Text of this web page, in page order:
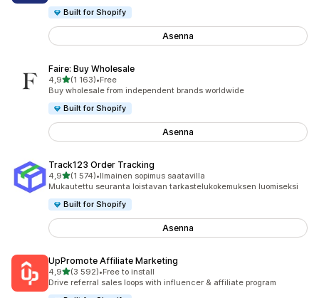
Built for Shopify
Asenna
Faire: Buy Wholesale
4,9/ 5 tähteä
(1 163)
1163 arvostelua yhteensä
•Free
Buy wholesale from independent brands worldwide
Built for Shopify
Asenna
Track123 Order Tracking
4,9/ 5 tähteä
(1 574)
1574 arvostelua yhteensä
•Ilmainen sopimus saatavilla
Mukautettu seuranta loistavan tarkastelukokemuksen luomiseksi
Built for Shopify
Asenna
UpPromote Affiliate Marketing
4,9/ 5 tähteä
(3 592)
3592 arvostelua yhteensä
•Free to install
Drive referral sales loops with influencer & affiliate program